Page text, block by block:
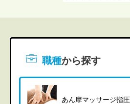
職種から探す
あん摩マッサージ指圧